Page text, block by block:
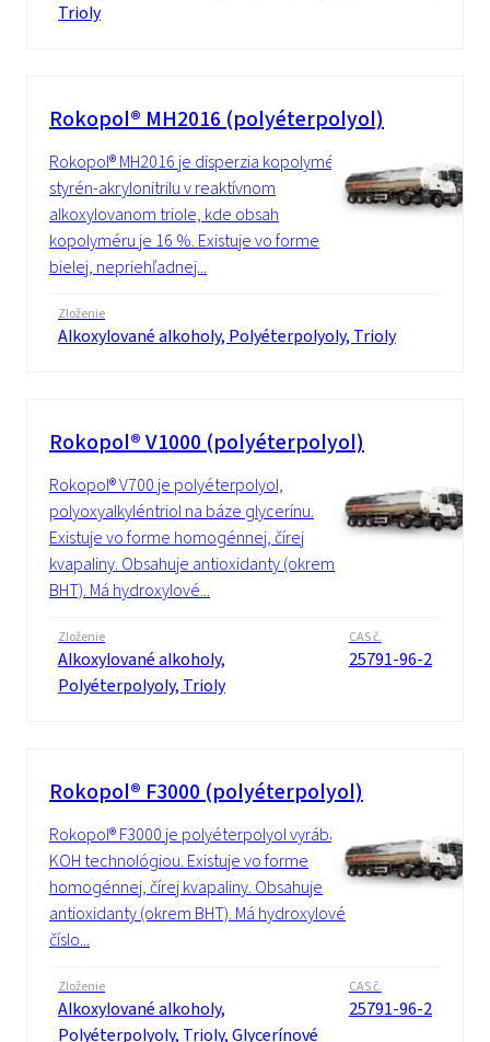
Trioly
Rokopol® MH2016 (polyéterpolyol)
Rokopol® MH2016 je disperzia kopolyméru
styrén-akrylonitrilu v reaktívnom
alkoxylovanom triole, kde obsah
kopolyméru je 16 %. Existuje vo forme
bielej, nepriehľadnej...
Zloženie
Alkoxylované alkoholy, Polyéterpolyoly, Trioly
Rokopol® V1000 (polyéterpolyol)
Rokopol® V700 je polyéterpolyol,
polyoxyalkyléntriol na báze glycerínu.
Existuje vo forme homogénnej, čírej
kvapaliny. Obsahuje antioxidanty (okrem
BHT). Má hydroxylové...
Zloženie
Alkoxylované alkoholy,
Polyéterpolyoly, Trioly
CAS č.
25791-96-2
Rokopol® F3000 (polyéterpolyol)
Rokopol® F3000 je polyéterpolyol vyrábaný
KOH technológiou. Existuje vo forme
homogénnej, čírej kvapaliny. Obsahuje
antioxidanty (okrem BHT). Má hydroxylové
číslo...
Zloženie
Alkoxylované alkoholy,
Polyéterpolyoly, Trioly, Glycerínové
CAS č.
25791-96-2